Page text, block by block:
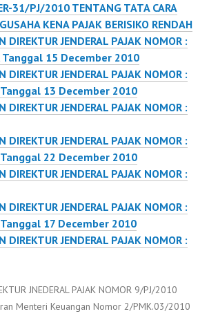
31/PJ/2010 TENTANG TATA CARA
KENA PAJAK BERISIKO RENDAH
DIREKTUR JENDERAL PAJAK NOMOR :
Tanggal 15 December 2010
DIREKTUR JENDERAL PAJAK NOMOR :
13 December 2010
DIREKTUR JENDERAL PAJAK NOMOR :
DIREKTUR JENDERAL PAJAK NOMOR :
22 December 2010
DIREKTUR JENDERAL PAJAK NOMOR :
DIREKTUR JENDERAL PAJAK NOMOR :
17 December 2010
DIREKTUR JENDERAL PAJAK NOMOR :
JNEDERAL PAJAK NOMOR 9/PJ/2010
Menteri Keuangan Nomor 2/PMK.03/2010